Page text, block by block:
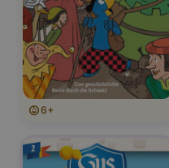
6+